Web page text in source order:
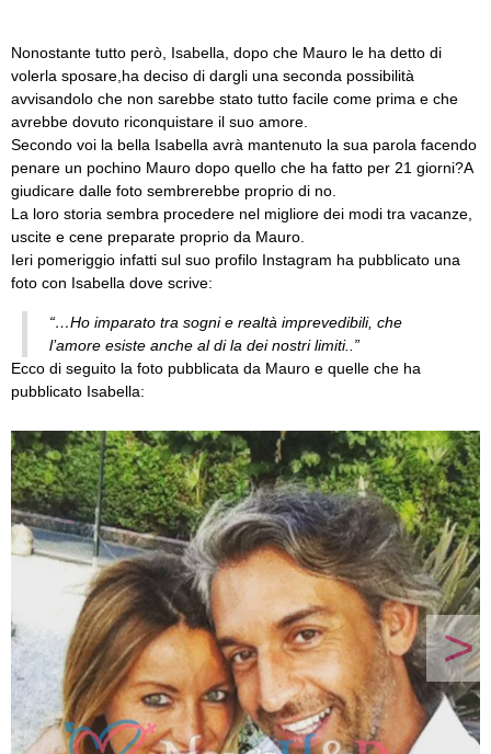
Nonostante tutto però, Isabella, dopo che Mauro le ha detto di
volerla sposare,ha deciso di dargli una seconda possibilità
avvisandolo che non sarebbe stato tutto facile come prima e che
avrebbe dovuto riconquistare il suo amore.
Secondo voi la bella Isabella avrà mantenuto la sua parola facendo
penare un pochino Mauro dopo quello che ha fatto per 21 giorni?A
giudicare dalle foto sembrerebbe proprio di no.
La loro storia sembra procedere nel migliore dei modi tra vacanze,
uscite e cene preparate proprio da Mauro.
Ieri pomeriggio infatti sul suo profilo Instagram ha pubblicato una
foto con Isabella dove scrive:
“…Ho imparato tra sogni e realtà imprevedibili, che
l’amore esiste anche al di la dei nostri limiti..”
Ecco di seguito la foto pubblicata da Mauro e quelle che ha
pubblicato Isabella:
>